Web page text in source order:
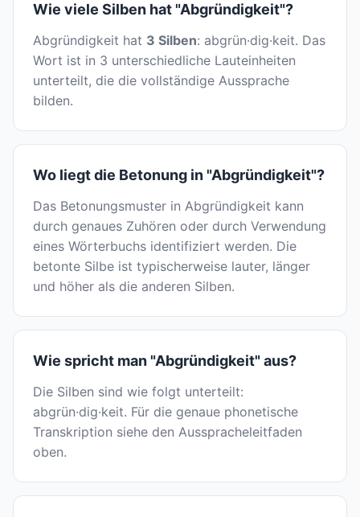
Wie viele Silben hat "Abgründigkeit"?
Abgründigkeit hat 3 Silben: abgrün·dig·keit. Das
Wort ist in 3 unterschiedliche Lauteinheiten
unterteilt, die die vollständige Aussprache
bilden.
Wo liegt die Betonung in "Abgründigkeit"?
Das Betonungsmuster in Abgründigkeit kann
durch genaues Zuhören oder durch Verwendung
eines Wörterbuchs identifiziert werden. Die
betonte Silbe ist typischerweise lauter, länger
und höher als die anderen Silben.
Wie spricht man "Abgründigkeit" aus?
Die Silben sind wie folgt unterteilt:
abgrün·dig·keit. Für die genaue phonetische
Transkription siehe den Ausspracheleitfaden
oben.